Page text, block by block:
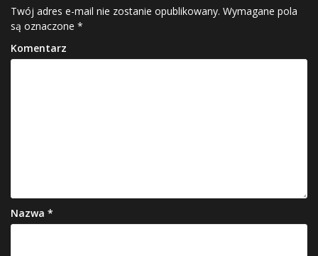
Twój adres e-mail nie zostanie opublikowany. Wymagane pola
są oznaczone *
Komentarz
Nazwa *